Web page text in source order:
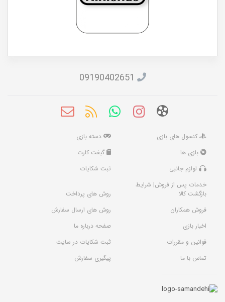
09190402651
کنسول های بازی
دسته بازی
بازی ها
گیفت کارت
لوازم جانبی
ثبت شکایات
خدمات پس از فروش| شرایط
بازگشت کالا
روش های پرداخت
فروش همکاران
روش های ارسال سفارش
اخبار بازی
صفحه درباره ما
قوانین و مقررات
ثبت شکایات در سایت
تماس با ما
پیگیری سفارش